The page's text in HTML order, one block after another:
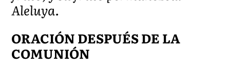
Aleluya.
ORACIÓN DESPUÉS DE LA
COMUNIÓN